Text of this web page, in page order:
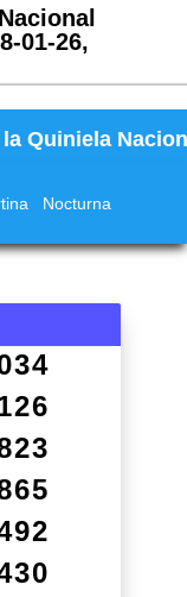
01-26,
Quiniela
Nocturna